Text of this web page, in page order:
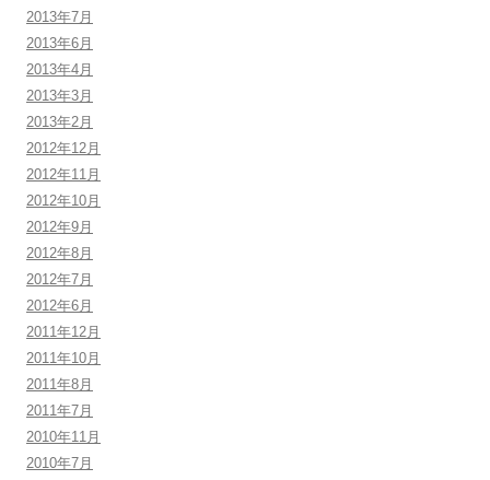
2013年7月
2013年6月
2013年4月
2013年3月
2013年2月
2012年12月
2012年11月
2012年10月
2012年9月
2012年8月
2012年7月
2012年6月
2011年12月
2011年10月
2011年8月
2011年7月
2010年11月
2010年7月